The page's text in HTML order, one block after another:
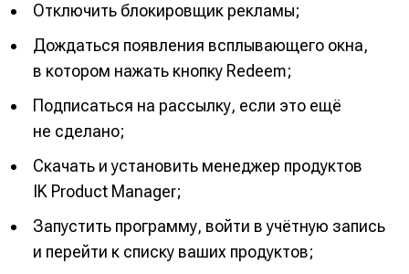
Отключить блокировщик рекламы;
Дождаться появления всплывающего окна,
в котором нажать кнопку Redeem;
Подписаться на рассылку, если это ещё
не сделано;
Скачать и установить менеджер продуктов
IK Product Manager;
Запустить программу, войти в учётную запись
и перейти к списку ваших продуктов;